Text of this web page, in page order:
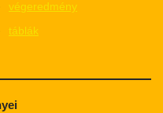
végeredmény
táblák